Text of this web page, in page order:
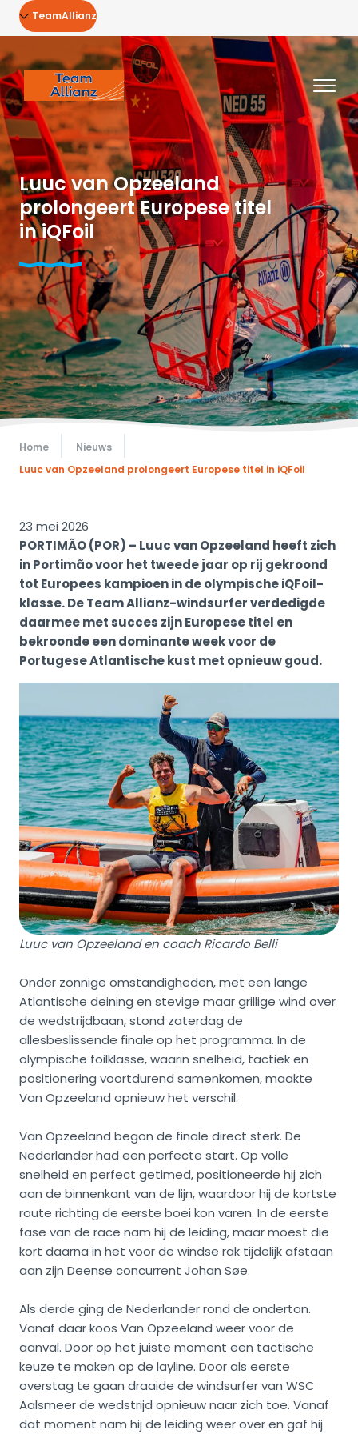
TeamAllianz
Luuc van Opzeeland
prolongeert Europese titel
in iQFoil
Home
Nieuws
Luuc van Opzeeland prolongeert Europese titel in iQFoil
23 mei 2026
PORTIMÃO (POR) – Luuc van Opzeeland heeft zich
in Portimão voor het tweede jaar op rij gekroond
tot Europees kampioen in de olympische iQFoil-
klasse. De Team Allianz-windsurfer verdedigde
daarmee met succes zijn Europese titel en
bekroonde een dominante week voor de
Portugese Atlantische kust met opnieuw goud.
Luuc van Opzeeland en coach Ricardo Belli
Onder zonnige omstandigheden, met een lange
Atlantische deining en stevige maar grillige wind over
de wedstrijdbaan, stond zaterdag de
allesbeslissende finale op het programma. In de
olympische foilklasse, waarin snelheid, tactiek en
positionering voortdurend samenkomen, maakte
Van Opzeeland opnieuw het verschil.
Van Opzeeland begon de finale direct sterk. De
Nederlander had een perfecte start. Op volle
snelheid en perfect getimed, positioneerde hij zich
aan de binnenkant van de lijn, waardoor hij de kortste
route richting de eerste boei kon varen. In de eerste
fase van de race nam hij de leiding, maar moest die
kort daarna in het voor de windse rak tijdelijk afstaan
aan zijn Deense concurrent Johan Søe.
Als derde ging de Nederlander rond de onderton.
Vanaf daar koos Van Opzeeland weer voor de
aanval. Door op het juiste moment een tactische
keuze te maken op de layline. Door als eerste
overstag te gaan draaide de windsurfer van WSC
Aalsmeer de wedstrijd opnieuw naar zich toe. Vanaf
dat moment nam hij de leiding weer over en gaf hij